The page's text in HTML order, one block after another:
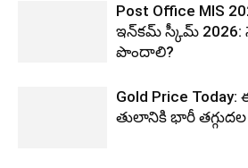
Post Office MIS
ఇన్‌కమ్ స్కీమ్
పొందాలి?
Gold Price
తులానికి భారీ తగ్గుదల